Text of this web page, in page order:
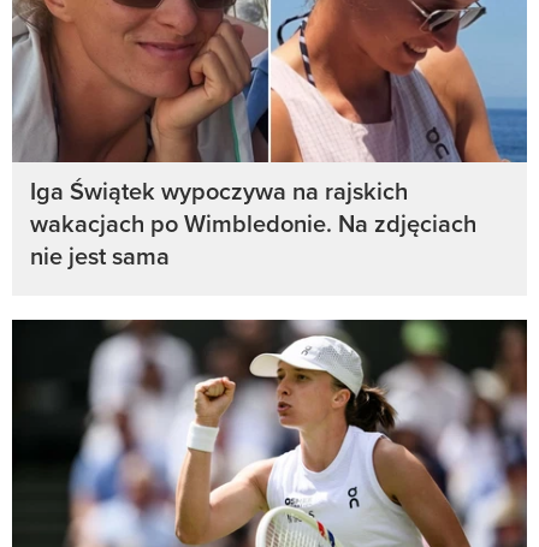
Iga Świątek wypoczywa na rajskich
wakacjach po Wimbledonie. Na zdjęciach
nie jest sama